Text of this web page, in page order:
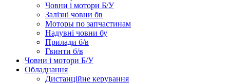
Човни і мотори Б/У
Залізні човни бв
Моторы по запчастинам
Надувні човни бу
Прилади б/в
Гвинти б/в
Човни і мотори Б/У
Обладнання
Дистанційне керування